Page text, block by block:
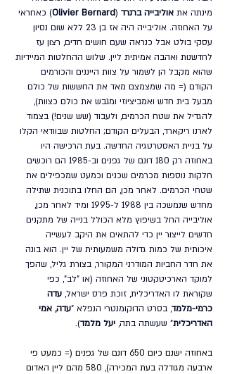
מינתה את אוליבייה ברנרד (
Olivier Bernard) כאחראי
על האחוזה
. אוליבייה היה אז בן 23 ללא שום נסיון
עסקי בולט אבל כנראה שעם חושים חדים, רצון עז
לחדשנות ואהבה אמיתית ליין. שלוש ההחלטות המיידיות
שהוא מקבל הן לשמור על צוות הייננים והכורמים
הקודם (= מה שמצמצם מאד את החששות של כולם
מבעל בית חדש ואמביציוזי ומגבש את כולם כצוות),
להגדיל את שטח הכרמים, ולעבוד (שש שנים!) בצמוד
לארנו ריקארד, הבעלים הקודם; החלטות שבוודאי הקלו
על בניית האסטרטגיה החדשה. בעת הרכישה היו
באחוזה רק 180 דונם של גפנים וב-1985 הם רוכשים
חלקות נוספות מכרמים שכנים וכמעט שמכפילים את
שטחי הכרמים. לאחר מכן, הם החלו בתוכנית שתילה
מחדש שנמשכה בין 1988 ל-1995 ומיד לאחר מכן,
אוליבייה החל בשיפוץ מלא הכולל בנייה של מתקנים
חדשים לייצור יין כדי להתאים את היקב לעשייה
איכותית של כמות גדולה משמעותית של יין. הוא בונה
את חדר החביות המודרני המקורר, בצורת גליל, שהפך
למוקד הארכיטקטוני של האחוזה (או "לב", כפי
שקוראת לו האדריכלית, זוכת פרס ישראל, עדה
כרמי-מלמד, בסרט הדוקומנטרי הנפלא "עדה, אמי
האדריכלית" שעשתה בתה, יעל מלמד).
באחוזה ישנם כיום 650 דונם של גפנים (= כמעט פי
ארבעה מגודלה בעת המכירה), 580 מהם ליין האדום